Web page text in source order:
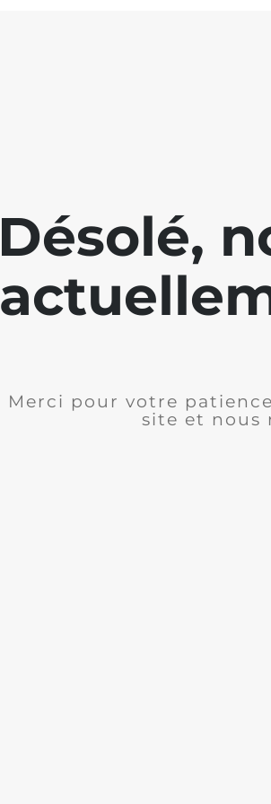
Désolé,
Merci pour votre
site et nous